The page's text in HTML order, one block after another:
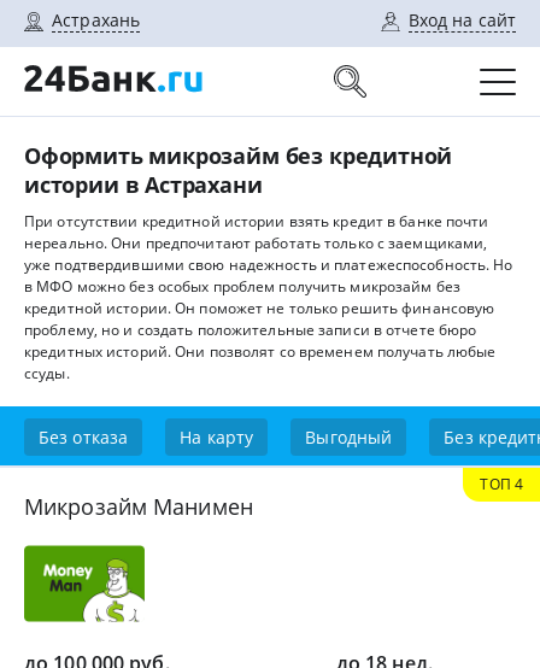
Астрахань Вход на сайт
Оформить микрозайм без кредитной
истории в Астрахани
При отсутствии кредитной истории взять кредит в банке почти
нереально. Они предпочитают работать только с заемщиками,
уже подтвердившими свою надежность и платежеспособность. Но
в МФО можно без особых проблем получить микрозайм без
кредитной истории. Он поможет не только решить финансовую
проблему, но и создать положительные записи в отчете бюро
кредитных историй. Они позволят со временем получать любые
ссуды.
Без отказа На карту Выгодный Без
Микрозайм Манимен
ТОП 4